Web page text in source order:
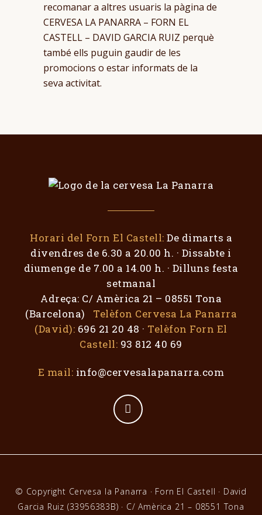
recomanar a altres usuaris la pàgina de
CERVESA LA PANARRA – FORN EL
CASTELL – DAVID GARCIA RUIZ perquè
també ells puguin gaudir de les
promocions o estar informats de la
seva activitat.
Horari del Forn El Castell: De dimarts a
divendres de 6.30 a 20.00 h. · Dissabte i
diumenge de 7.00 a 14.00 h. · Dilluns festa
setmanal
Adreça: C/ Amèrica 21 – 08551 Tona
(Barcelona)
Telèfon Cervesa La Panarra
(David): 696 21 20 48 · Telèfon Forn El
Castell: 93 812 40 69
E mail: info@cervesalapanarra.com
© Copyright Cervesa la Panarra · Forn El Castell · David
Garcia Ruiz (33956383B) · C/ Amèrica 21 – 08551 Tona